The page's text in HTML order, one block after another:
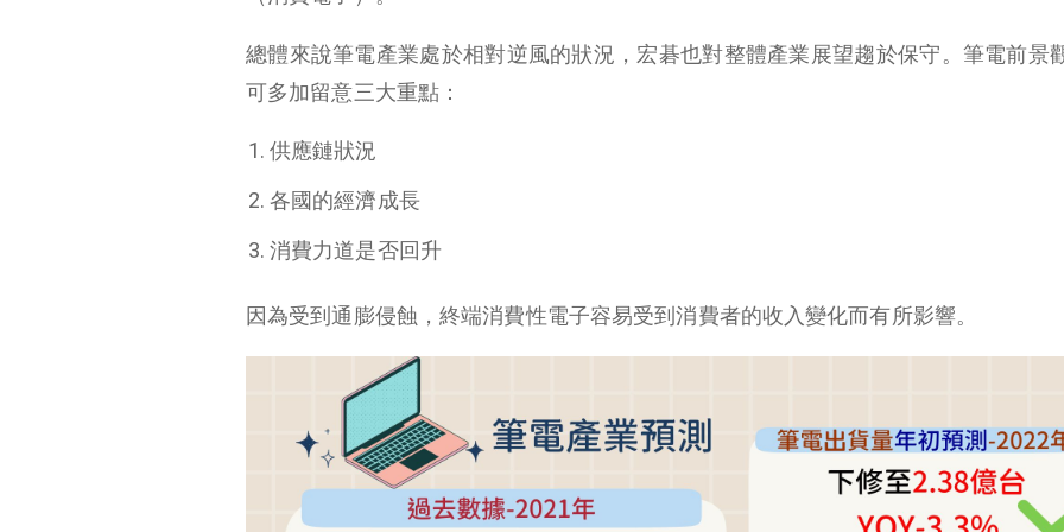
總體來說筆電產業處於相對逆風的狀況，宏碁也對整體產業展望趨於保守。筆電前景
可多加留意三大重點：
供應鏈狀況
各國的經濟成長
消費力道是否回升
因為受到通膨侵蝕，終端消費性電子容易受到消費者的收入變化而有所影響。